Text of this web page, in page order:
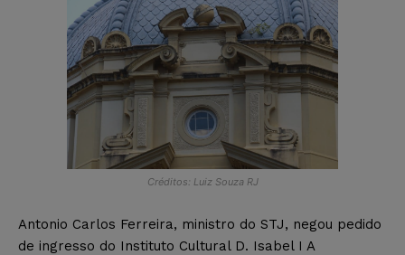
Créditos: Luiz Souza RJ
Antonio Carlos Ferreira, ministro do STJ, negou pedido
de ingresso do Instituto Cultural D. Isabel I A